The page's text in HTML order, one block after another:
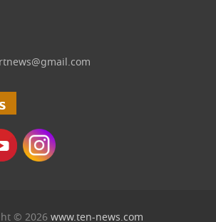
© 2026 www.ten-news.com